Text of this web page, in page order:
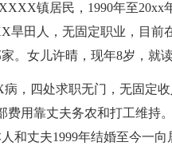
镇居民，1990年至20xx
田人，无固定职业，目前
。女儿许晴，现年8岁，就
，四处求职无门，无固定
费用靠丈夫务农和打工维持
和丈夫1999年结婚至今一